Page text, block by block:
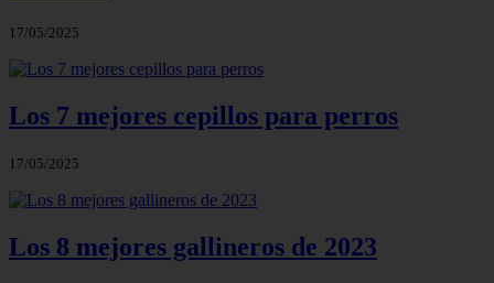
17/05/2025
Los 7 mejores cepillos para perros
17/05/2025
Los 8 mejores gallineros de 2023